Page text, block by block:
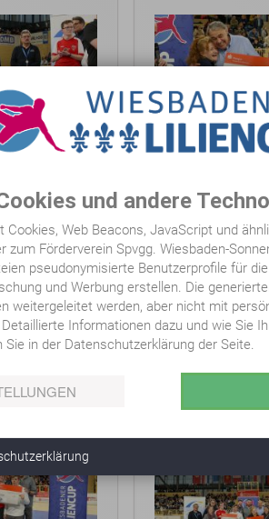
Bester Torhüter
Bester Torschütze
Sonderpreis Spvgg. Sonnenberg
Begegnungen
liliencup_2026-01-
detlef-
und andere
Web Beacons, JavaScript und
zum Förderverein Spvgg. Wiesbaden-
pseudonymisierte Benutzerprofile für
und Werbung erstellen. Die
weitergeleitet werden, aber nicht mit
Informationen dazu und wie Sie
Sie in der Datenschutzerklärung der Seite.